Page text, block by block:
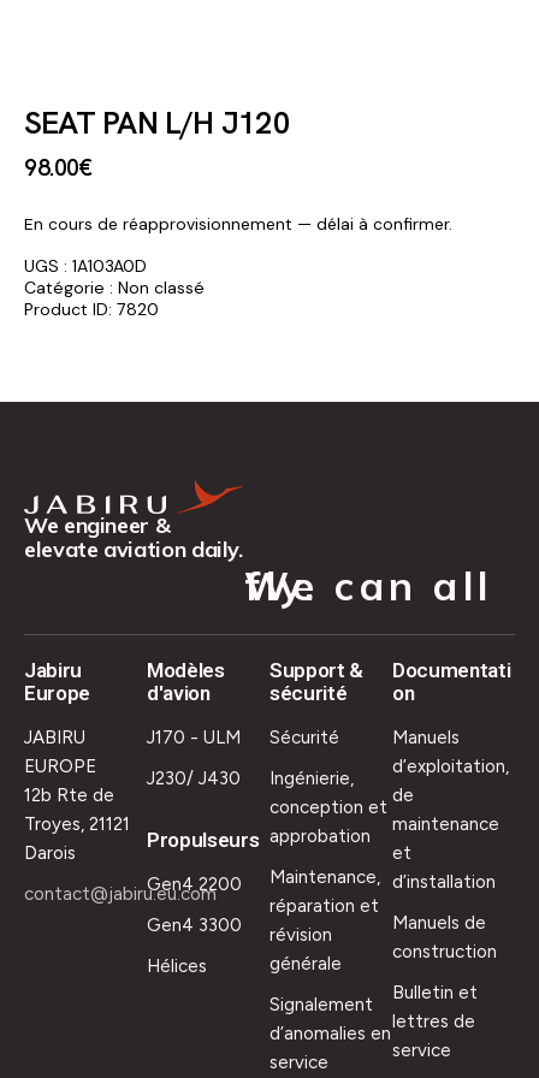
SEAT PAN L/H J120
98.00€
En cours de réapprovisionnement — délai à confirmer.
UGS : 1A103A0D
Catégorie : Non classé
Product ID: 7820
We engineer &
elevate aviation daily.
We can all fly.
Jabiru
Europe
JABIRU
EUROPE
12b Rte de
Troyes, 21121
Darois
contact@jabiru.eu.com
Modèles
d'avion
J170 - ULM
J230/ J430
Propulseurs
Gen4 2200
Gen4 3300
Hélices
Support &
sécurité
Sécurité
Ingénierie,
conception et
approbation
Maintenance,
réparation et
révision
générale
Signalement
d’anomalies en
service
Documentati
on
Manuels
d’exploitation,
de
maintenance
et
d’installation
Manuels de
construction
Bulletin et
lettres de
service